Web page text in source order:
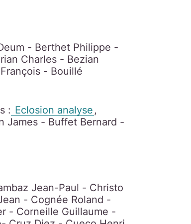
- Berthet Philippe -
Charles - Bezian
- Bouillé
: Eclosion analyse ,
James - Buffet Bernard -
Jean-Paul - Christo
- Cognée Roland -
- Corneille Guillaume -